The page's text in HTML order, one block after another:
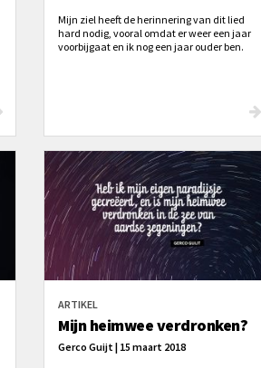
Mijn ziel heeft de herinnering van dit lied
hard nodig, vooral omdat er weer een jaar
voorbijgaat en ik nog een jaar ouder ben.
4:8).
ARTIKEL
Mijn heimwee verdronken?
Gerco Guijt | 15 maart 2018